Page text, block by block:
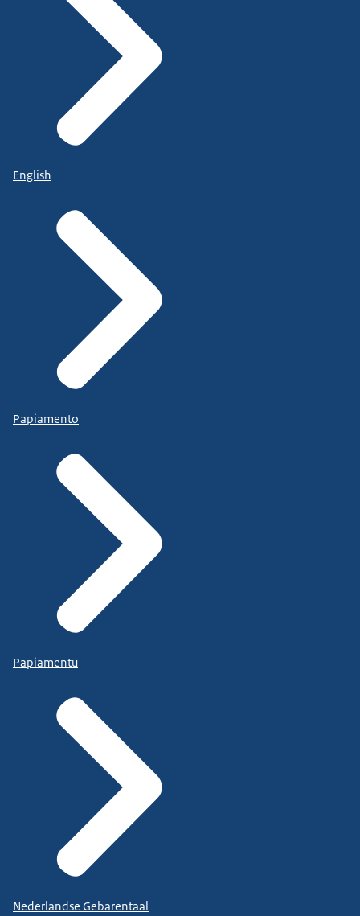
English
Papiamento
Papiamentu
Nederlandse Gebarentaal